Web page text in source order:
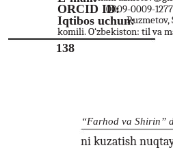
138
ORCID ID:0009-0009-
Iqtibos uchun:
komili. O‘zbekiston: til va
ni kuzatish
“Farhod va Shirin”